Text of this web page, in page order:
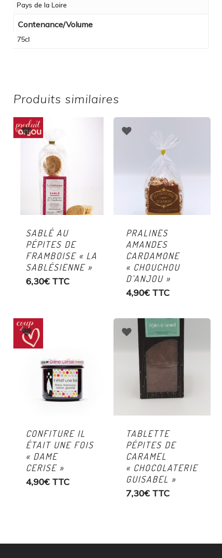
Pays de la Loire
Contenance/Volume
75cl
Produits similaires
SABLÉ AU
PÉPITES DE
FRAMBOISE « LA
SABLÉSIENNE »
6,30€ TTC
PRALINES
AMANDES
CARDAMONE
« CHOUCHOU
D’ANJOU »
4,90€ TTC
CONFITURE IL
ÉTAIT UNE FOIS
« DAME
CERISE »
4,90€ TTC
TABLETTE
PÉPITES DE
CARAMEL
« CHOCOLATERIE
GUISABEL »
7,30€ TTC